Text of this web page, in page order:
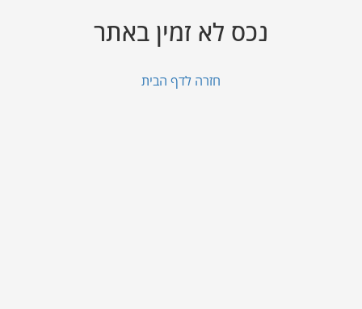
נכס לא זמין באתר
חזרה לדף הבית